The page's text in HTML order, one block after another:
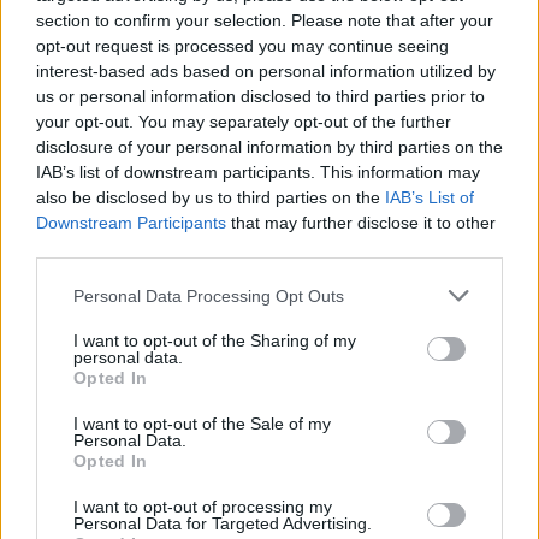
section to confirm your selection. Please note that after your
opt-out request is processed you may continue seeing
interest-based ads based on personal information utilized by
us or personal information disclosed to third parties prior to
your opt-out. You may separately opt-out of the further
disclosure of your personal information by third parties on the
IAB’s list of downstream participants. This information may
also be disclosed by us to third parties on the IAB’s List of
Downstream Participants that may further disclose it to other
Personal Data Processing Opt Outs
I want to opt-out of the Sharing of my
personal data.
Opted In
I want to opt-out of the Sale of my
Personal Data.
Opted In
I want to opt-out of processing my
Personal Data for Targeted Advertising.
uždarytas
Žinios | Pasaulis
Visi įrašai
Žiūrimiausi įrašai
vaiko gyvybių išgelbėti nepavyko
32 laipsnių šilumos